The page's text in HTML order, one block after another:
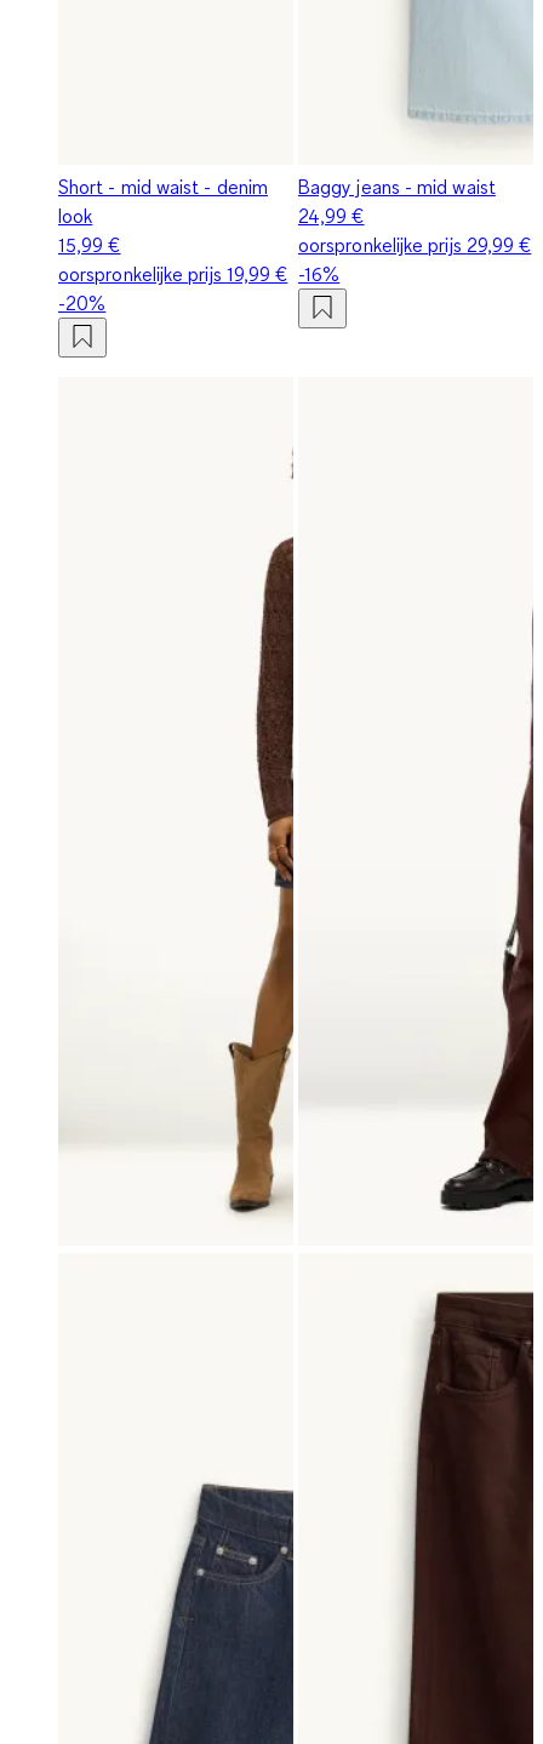
Short - mid waist - denim
look
15,99 €
oorspronkelijke prijs 19,99 €
-20%
Baggy jeans - mid waist
24,99 €
oorspronkelijke prijs 29,99 €
-16%